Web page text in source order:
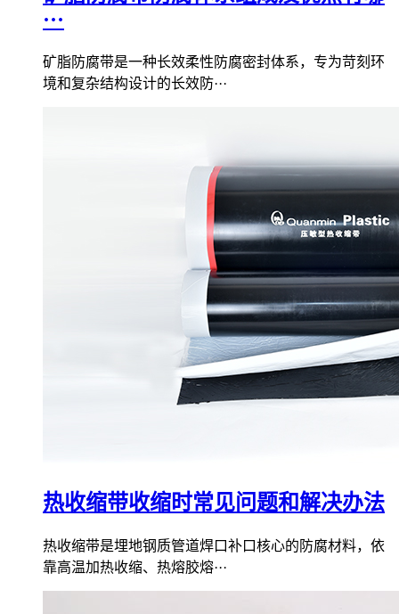
···
矿脂防腐带是一种长效柔性防腐密封体系，专为苛刻环
境和复杂结构设计的长效防···
热收缩带收缩时常见问题和解决办法
热收缩带是埋地钢质管道焊口补口核心的防腐材料，依
靠高温加热收缩、热熔胶熔···